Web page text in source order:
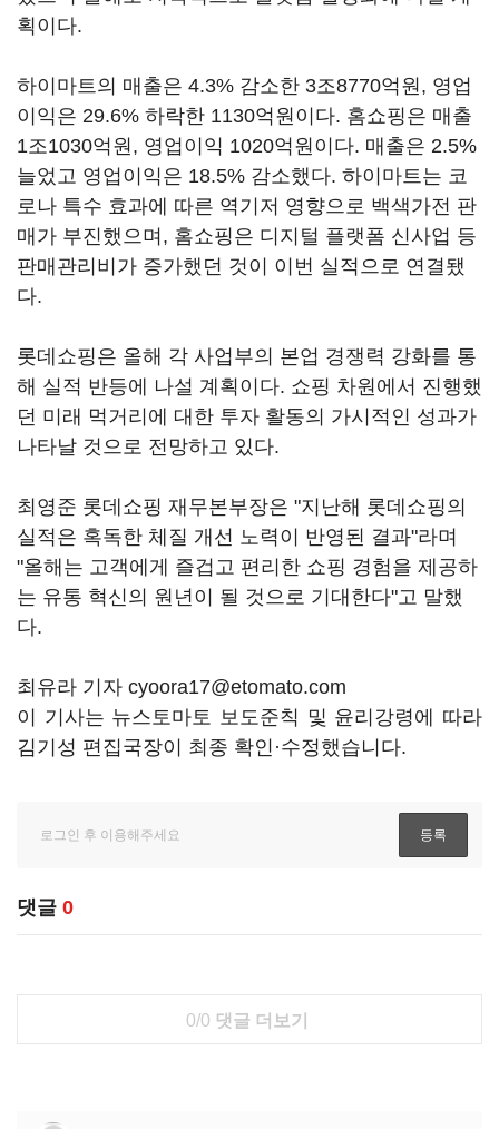
획이다.
하이마트의 매출은 4.3% 감소한 3조8770억원, 영업
이익은 29.6% 하락한 1130억원이다. 홈쇼핑은 매출
1조1030억원, 영업이익 1020억원이다. 매출은 2.5%
늘었고 영업이익은 18.5% 감소했다. 하이마트는 코
로나 특수 효과에 따른 역기저 영향으로 백색가전 판
매가 부진했으며, 홈쇼핑은 디지털 플랫폼 신사업 등
판매관리비가 증가했던 것이 이번 실적으로 연결됐
다.
롯데쇼핑은 올해 각 사업부의 본업 경쟁력 강화를 통
해 실적 반등에 나설 계획이다. 쇼핑 차원에서 진행했
던 미래 먹거리에 대한 투자 활동의 가시적인 성과가
나타날 것으로 전망하고 있다.
최영준 롯데쇼핑 재무본부장은 "지난해 롯데쇼핑의
실적은 혹독한 체질 개선 노력이 반영된 결과"라며
"올해는 고객에게 즐겁고 편리한 쇼핑 경험을 제공하
는 유통 혁신의 원년이 될 것으로 기대한다"고 말했
다.
최유라 기자 cyoora17@etomato.com
이 기사는 뉴스토마토 보도준칙 및 윤리강령에 따라
김기성 편집국장이 최종 확인·수정했습니다.
댓글 0
0/0 댓글 더보기